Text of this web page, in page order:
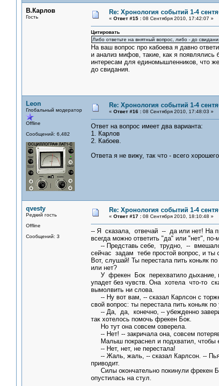
В.Карлов
Гость
Re: Хронология событий 1-4
« Ответ #15 :08 Сентября 2010, 17:42:07 »
Цитировать
Либо ответьте на внятный вопрос, либо - до
На ваш вопрос про кабоева я давно
и анализ мифов, такие, как я появлялись
интересам для единомышленников, что
до свидания.
Leon
Глобальный модератор
Offline
Сообщений: 6,482
Re: Хронология событий 1-4
« Ответ #16 :08 Сентября 2010, 17:48:03 »
Ответ на вопрос имеет два варианта:
1. Карлов
2. Кабоев.
Ответа я не вижу, так что - всего
qvesty
Редкий гость
Offline
Сообщений: 3
Re: Хронология событий 1-4
« Ответ #17 :08 Сентября 2010, 18:10:48 »
-- Я сказала, отвечай -- да или нет! На
всегда можно ответить "да" или "нет", по-
-- Представь себе, трудно, --
сейчас задам тебе простой вопрос, и ты
Вот, слушай! Ты перестала пить коньяк
или нет?
У фрекен Бок перехватило дыхание,
упадет без чувств. Она хотела что-то
вымолвить ни слова.
-- Ну вот вам, -- сказал Карлсон с
свой вопрос: ты перестала пить коньяк по
-- Да, да, конечно, -- убежденно
так хотелось помочь фрекен Бок.
Но тут она совсем озверела.
-- Нет! -- закричала она, совсем
Малыш покраснел и подхватил, чтобы
-- Нет, нет, не перестала!
-- Жаль, жаль, -- сказал Карлсон. --
приводит.
Силы окончательно покинули фрекен
опустилась на стул.